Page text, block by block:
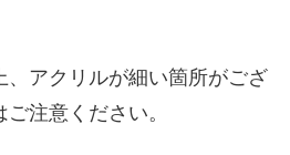
アクリルが細い箇所がござ
注意ください。